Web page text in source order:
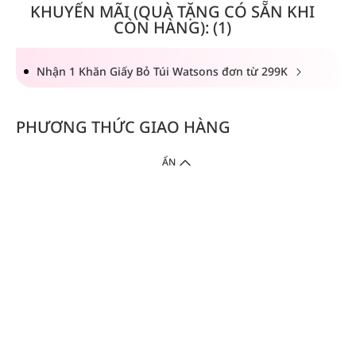
KHUYẾN MÃI (QUÀ TẶNG CÓ SẴN KHI
CÒN HÀNG): (1)
Nhận 1 Khăn Giấy Bỏ Túi Watsons đơn từ 299K
PHƯƠNG THỨC GIAO HÀNG
ẨN